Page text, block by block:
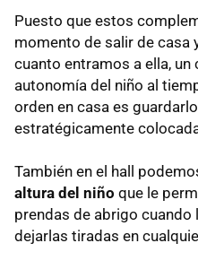
Puesto que estos
momento de salir de casa
cuanto entramos a ella,
autonomía del niño al
orden en casa es
estratégicamente
También en el hall
altura del niño que le
prendas de abrigo cuando
dejarlas tiradas en